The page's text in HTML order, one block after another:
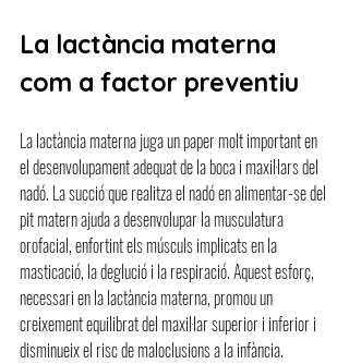
La lactància materna
com a factor preventiu
La lactància materna juga un paper molt important en
el desenvolupament adequat de la boca i maxil·lars del
nadó. La succió que realitza el nadó en alimentar-se del
pit matern ajuda a desenvolupar la musculatura
orofacial, enfortint els músculs implicats en la
masticació, la deglució i la respiració. Aquest esforç,
necessari en la lactància materna, promou un
creixement equilibrat del maxil·lar superior i inferior i
disminueix el risc de maloclusions a la infància.